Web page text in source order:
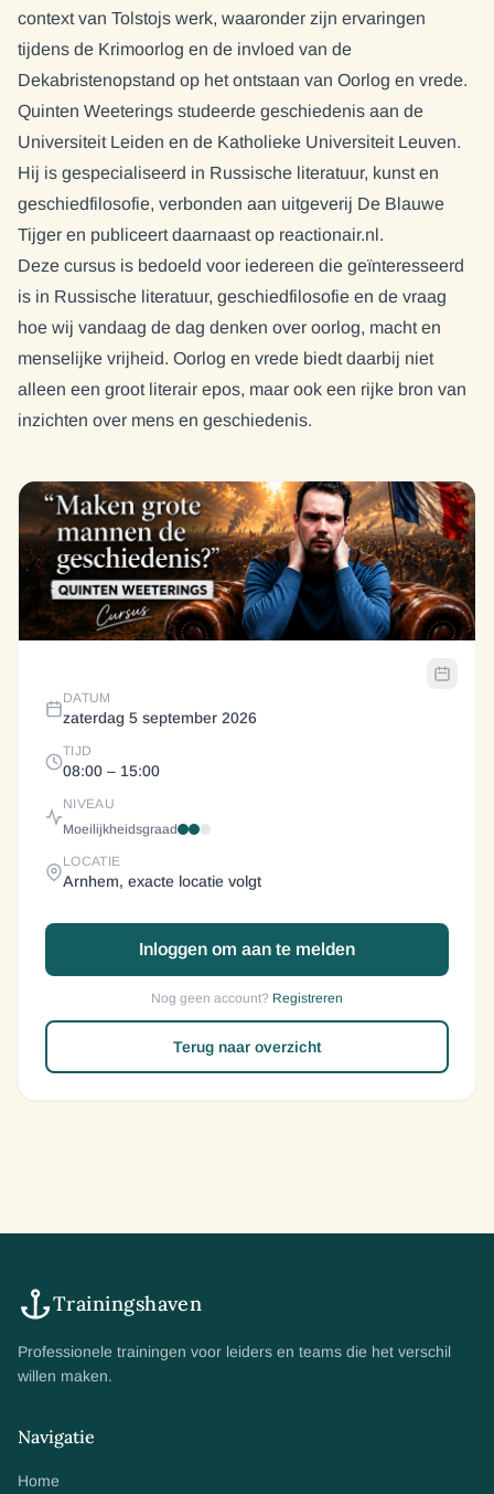
context van Tolstojs werk, waaronder zijn ervaringen
tijdens de Krimoorlog en de invloed van de
Dekabristenopstand op het ontstaan van Oorlog en vrede.
Quinten Weeterings studeerde geschiedenis aan de
Universiteit Leiden en de Katholieke Universiteit Leuven.
Hij is gespecialiseerd in Russische literatuur, kunst en
geschiedfilosofie, verbonden aan uitgeverij De Blauwe
Tijger en publiceert daarnaast op reactionair.nl.
Deze cursus is bedoeld voor iedereen die geïnteresseerd
is in Russische literatuur, geschiedfilosofie en de vraag
hoe wij vandaag de dag denken over oorlog, macht en
menselijke vrijheid. Oorlog en vrede biedt daarbij niet
alleen een groot literair epos, maar ook een rijke bron van
inzichten over mens en geschiedenis.
DATUM
zaterdag 5 september 2026
TIJD
08:00 – 15:00
NIVEAU
Moeilijkheidsgraad
LOCATIE
Arnhem, exacte locatie volgt
Inloggen om aan te melden
Nog geen account? Registreren
Terug naar overzicht
Trainingshaven
Professionele trainingen voor leiders en teams die het verschil
willen maken.
Navigatie
Home